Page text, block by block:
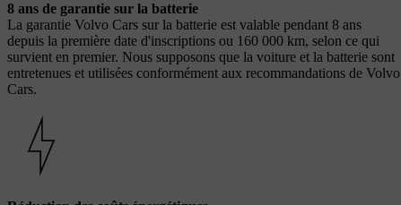
8 ans de garantie sur la batterie
La garantie Volvo Cars sur la batterie est valable pendant 8 ans
depuis la première date d'inscriptions ou 160 000 km, selon ce qui
survient en premier. Nous supposons que la voiture et la batterie sont
entretenues et utilisées conformément aux recommandations de Volvo
Cars.